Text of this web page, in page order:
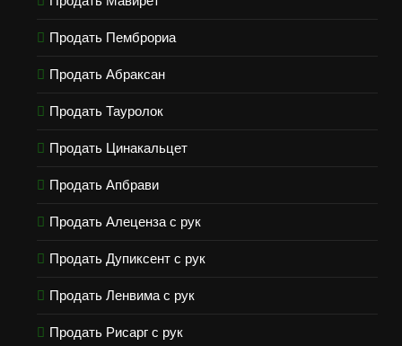
Продать Пемброриа
Продать Абраксан
Продать Тауролок
Продать Цинакальцет
Продать Апбрави
Продать Алеценза с рук
Продать Дупиксент с рук
Продать Ленвима с рук
Продать Рисарг с рук